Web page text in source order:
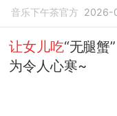
音乐下午茶官方 2026-
让女儿吃“无腿蟹
为令人心寒~